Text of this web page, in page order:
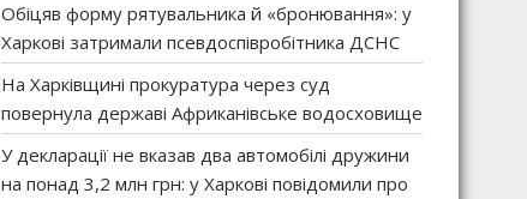
Обіцяв форму рятувальника й «бронювання»: у
Харкові затримали псевдоспівробітника ДСНС
На Харківщині прокуратура через суд
повернула державі Африканівське водосховище
У декларації не вказав два автомобілі дружини
на понад 3,2 млн грн: у Харкові повідомили про